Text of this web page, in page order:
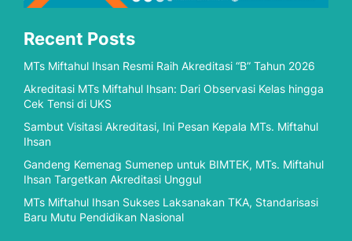
Recent Posts
MTs Miftahul Ihsan Resmi Raih Akreditasi “B” Tahun 2026
Akreditasi MTs Miftahul Ihsan: Dari Observasi Kelas hingga
Cek Tensi di UKS
Sambut Visitasi Akreditasi, Ini Pesan Kepala MTs. Miftahul
Ihsan
Gandeng Kemenag Sumenep untuk BIMTEK, MTs. Miftahul
Ihsan Targetkan Akreditasi Unggul
MTs Miftahul Ihsan Sukses Laksanakan TKA, Standarisasi
Baru Mutu Pendidikan Nasional